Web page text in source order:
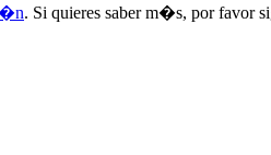
. Si quieres saber m�s, por favor